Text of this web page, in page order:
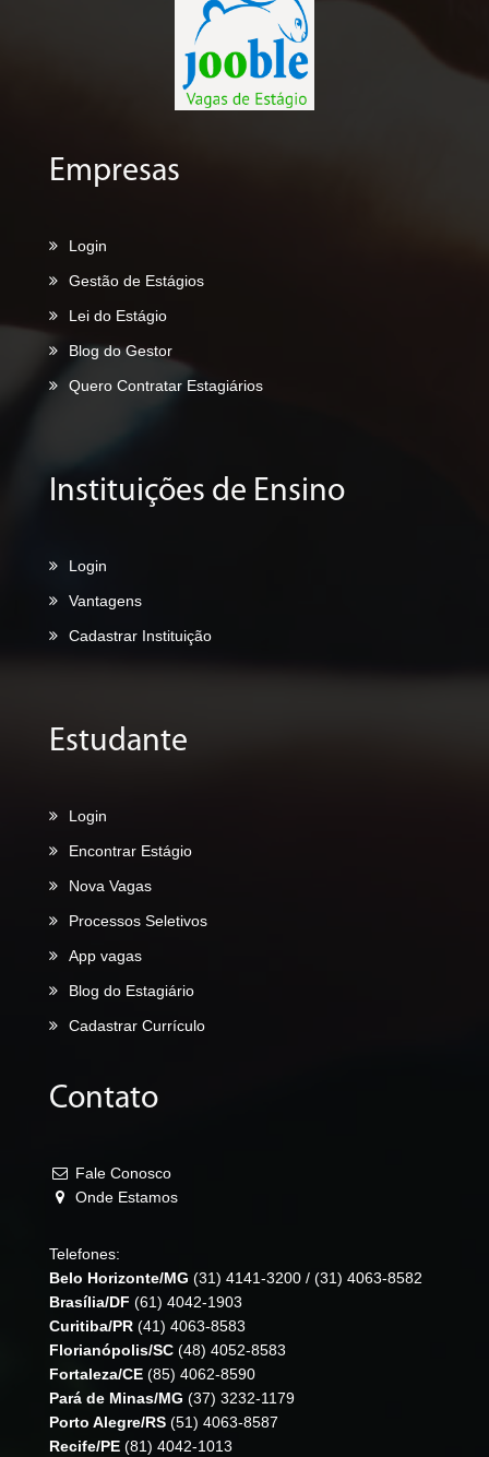
Empresas
Login
Gestão de Estágios
Lei do Estágio
Blog do Gestor
Quero Contratar Estagiários
Instituições de Ensino
Login
Vantagens
Cadastrar Instituição
Estudante
Login
Encontrar Estágio
Nova Vagas
Processos Seletivos
App vagas
Blog do Estagiário
Cadastrar Currículo
Contato
Fale Conosco
Onde Estamos
Telefones:
Belo Horizonte/MG (31) 4141-3200 / (31) 4063-8582
Brasília/DF (61) 4042-1903
Curitiba/PR (41) 4063-8583
Florianópolis/SC (48) 4052-8583
Fortaleza/CE (85) 4062-8590
Pará de Minas/MG (37) 3232-1179
Porto Alegre/RS (51) 4063-8587
Recife/PE (81) 4042-1013